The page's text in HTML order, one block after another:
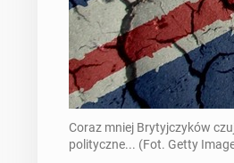
Coraz mniej Brytyjczyków
polityczne... (Fot. Getty